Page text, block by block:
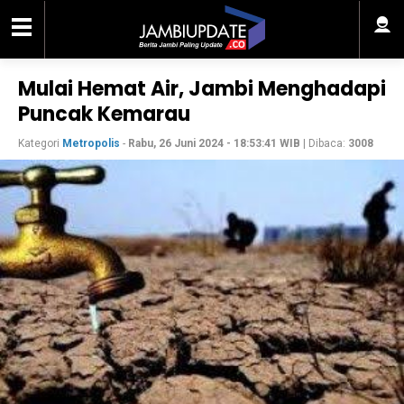
Mulai Hemat Air, Jambi Menghadapi
Puncak Kemarau
Kategori Metropolis - Rabu, 26 Juni 2024 - 18:53:41 WIB | Dibaca: 3008